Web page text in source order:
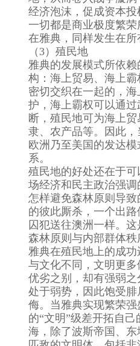
经济泡沫，促成资本
一切都是商业极度繁
在雅典，同样发生在所
（3）殖民地
雅典的发展模式所依
构：海上贸易、海上
密切交织在一起的，
护，海上霸权可以通
断，殖民地可为海上
隶、农产品等。因此
欧洲乃至美国的发达
系。
殖民地的好处还在于可
场经济和民主政治强调
怎样避免森林原则导
的彼此厮杀，一个出
囚犯送往澳洲一样。
森林原则与内部群体秩
雅典在殖民地上的成功
与文化不同，文明更
优劣之别，却有强弱
处于弱势，因此饱受
侮。当雅典实现繁荣
的“文明”级差开拓自
海，除了波斯帝国、